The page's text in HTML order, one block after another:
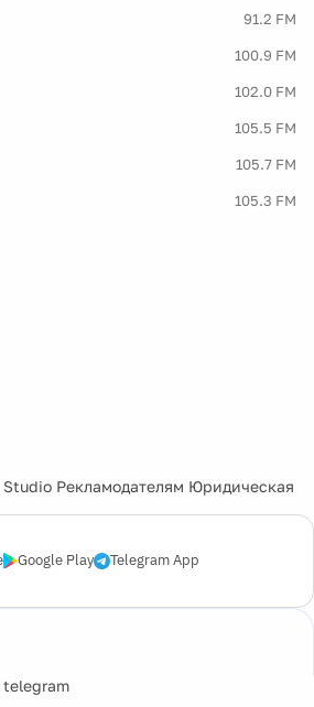
91.2 FM
100.9 FM
102.0 FM
105.5 FM
105.7 FM
105.3 FM
Studio Рекламодателям Юридическая
Google Play Telegram App